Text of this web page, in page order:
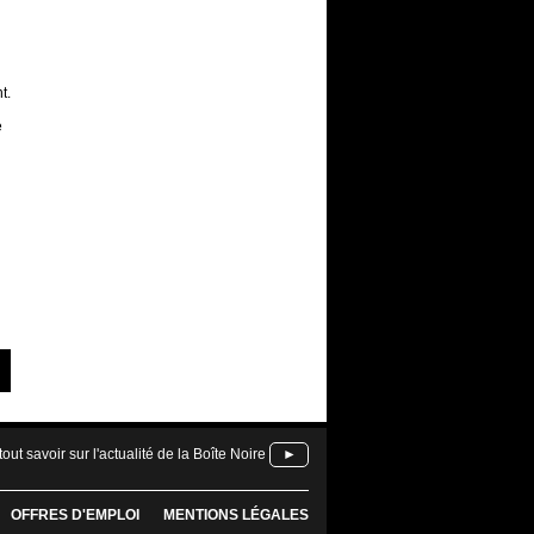
savoir sur l'actualité de la Boîte Noire ►
OFFRES D'EMPLOI MENTIONS LÉGALES